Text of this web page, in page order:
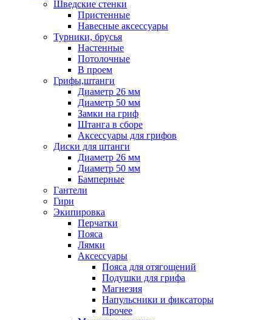
Шведские стенки
Пристенные
Навесные аксессуары
Турники, брусья
Настенные
Потолочные
В проем
Грифы,штанги
Диаметр 26 мм
Диаметр 50 мм
Замки на гриф
Штанга в сборе
Аксессуары для грифов
Диски для штанги
Диаметр 26 мм
Диаметр 50 мм
Бамперные
Гантели
Гири
Экипировка
Перчатки
Пояса
Лямки
Аксессуары
Пояса для отягощений
Подушки для грифа
Магнезия
Напульсники и фиксаторы
Прочее